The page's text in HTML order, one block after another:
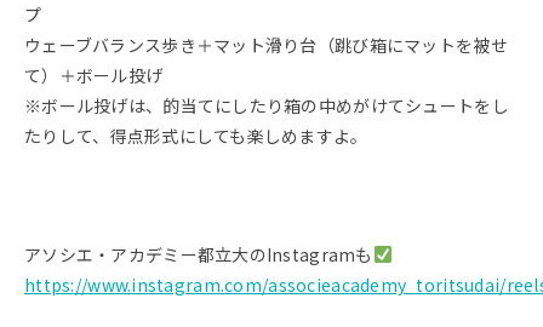
プ
ウェーブバランス歩き＋マット滑り台（跳び箱にマットを被せ
て）＋ボール投げ
※ボール投げは、的当てにしたり箱の中めがけてシュートをし
たりして、得点形式にしても楽しめますよ。
アソシエ・アカデミー都立大のInstagramも
https://www.instagram.com/associeacademy_toritsudai/